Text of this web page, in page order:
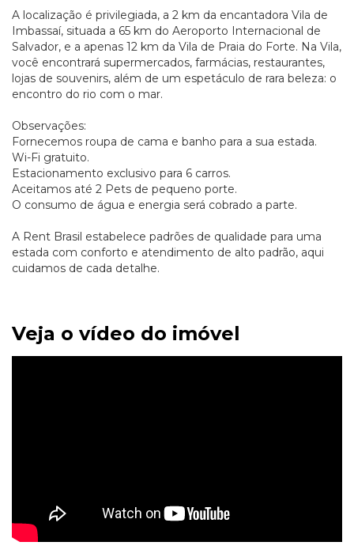
A localização é privilegiada, a 2 km da encantadora Vila de
Imbassaí, situada a 65 km do Aeroporto Internacional de
Salvador, e a apenas 12 km da Vila de Praia do Forte. Na Vila,
você encontrará supermercados, farmácias, restaurantes,
lojas de souvenirs, além de um espetáculo de rara beleza: o
encontro do rio com o mar.
Observações:
Fornecemos roupa de cama e banho para a sua estada.
Wi-Fi gratuito.
Estacionamento exclusivo para 6 carros.
Aceitamos até 2 Pets de pequeno porte.
O consumo de água e energia será cobrado a parte.
A Rent Brasil estabelece padrões de qualidade para uma
estada com conforto e atendimento de alto padrão, aqui
cuidamos de cada detalhe.
Veja o vídeo do imóvel